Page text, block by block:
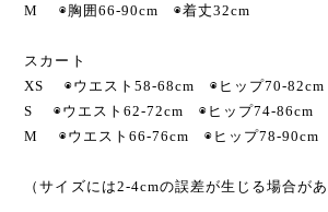
M ◉胸囲66-90cm ◉着丈32cm
スカート
XS ◉ウエスト58-68cm ◉ヒップ70-
S ◉ウエスト62-72cm ◉ヒップ74-86cm
M ◉ウエスト66-76cm ◉ヒップ78-90cm
（サイズには2-4cmの誤差が生じる場合があ